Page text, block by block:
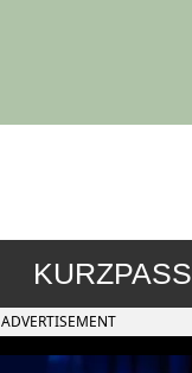
KURZPASS
ADVERTISEMENT